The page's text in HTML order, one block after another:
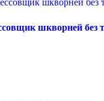
шкворней без